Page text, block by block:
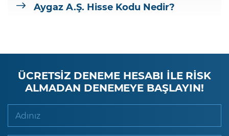
Aygaz A.Ş. Hisse Kodu Nedir?
ÜCRETSİZ DENEME HESABI İLE RİSK
ALMADAN DENEMEYE BAŞLAYIN!
Adınız